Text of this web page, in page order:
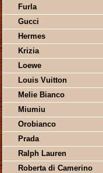
Furla
Gucci
Hermes
Krizia
Loewe
Louis Vuitton
Melie Bianco
Miumiu
Orobianco
Prada
Ralph Lauren
Roberta di Camerino